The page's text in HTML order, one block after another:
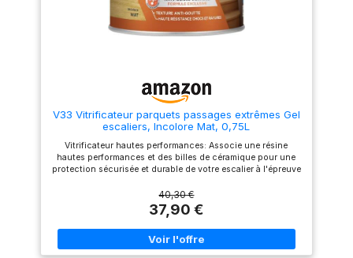
l'application au
spalter, séchage
rapide permettant la
délais optimisés.
pour l’emploi local : entreprise
familiale depuis 1957. 700
salaries conçoivent et
testant 100% de nos produits
V33 Vitrificateur parquets passages extrêmes Gel
escaliers, Incolore Mat, 0,75L
Vitrificateur hautes performances: Associe une résine
hautes performances et des billes de céramique pour une
protection sécurisée et durable de votre escalier à l'épreuve
microparticules antiglisse testée par un laboratoire
indépendant selon la norme XP CEN/TS16165 pour une
utilisation pieds nus en toute sécurité Texture gel anti-
goutte: Application facile sur contremarches, rampes et
balustrades grâce à sa formule gel qui ne coule pas
Caractéristiques techniques: Rendement de 1L pour 10m²,
40,30 €
37,90 €